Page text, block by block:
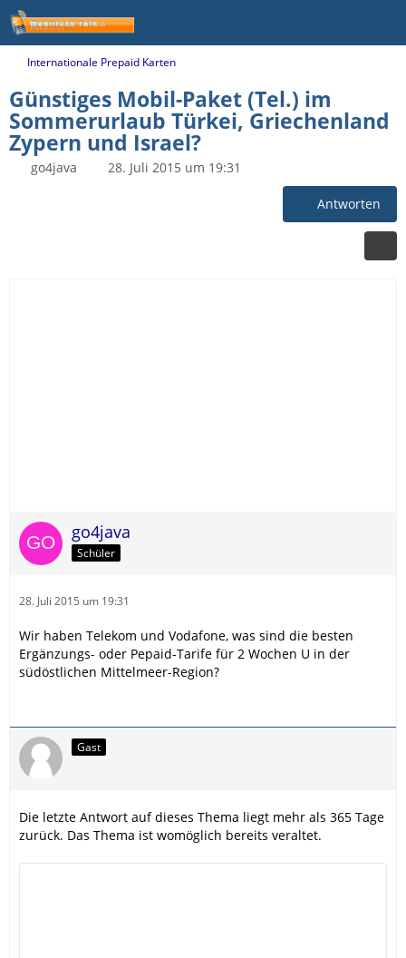
Internationale Prepaid Karten
Günstiges Mobil-Paket (Tel.) im
Sommerurlaub Türkei, Griechenland
Zypern und Israel?
go4java 28. Juli 2015 um 19:31
Antworten
go4java
Schüler
28. Juli 2015 um 19:31
Wir haben Telekom und Vodafone, was sind die besten
Ergänzungs- oder Pepaid-Tarife für 2 Wochen U in der
südöstlichen Mittelmeer-Region?
Gast
Die letzte Antwort auf dieses Thema liegt mehr als 365 Tage
zurück. Das Thema ist womöglich bereits veraltet.